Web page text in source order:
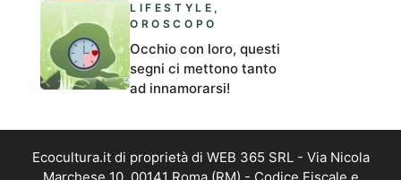
LIFESTYLE ,
OROSCOPO
Occhio con loro, questi
segni ci mettono tanto
ad innamorarsi!
Ecocultura.it di proprietà di WEB 365 SRL - Via Nicola